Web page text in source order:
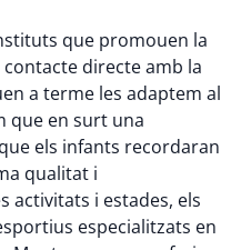
que promouen la
contacte directe amb la
a terme les adaptem al
que en surt una
els infants recordaran
qualitat i
activitats i estades, els
especialitzats en